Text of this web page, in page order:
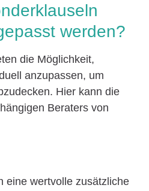
werden?
die Möglichkeit,
anzupassen, um
Hier kann die
Beraters von
eine wertvolle zusätzliche